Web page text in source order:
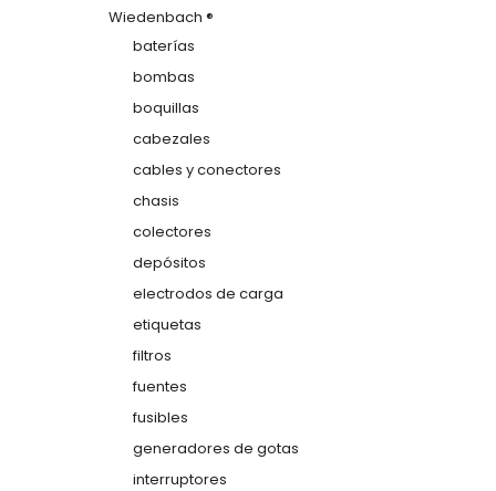
Wiedenbach ®
baterías
bombas
boquillas
cabezales
cables y conectores
chasis
colectores
depósitos
electrodos de carga
etiquetas
filtros
fuentes
fusibles
generadores de gotas
interruptores